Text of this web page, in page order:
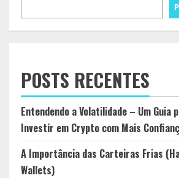
POSTS RECENTES
Entendendo a Volatilidade – Um Guia
Investir em Crypto com Mais
A Importância das Carteiras Frias
Wallets)